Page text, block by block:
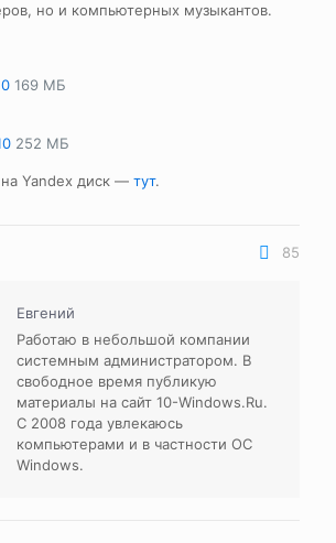
но и компьютерных музыкантов.
169 МБ
252 МБ
Yandex диск — тут.
85
Евгений
Работаю в небольшой компании
системным администратором. В
свободное время публикую
материалы на сайт 10-Windows.Ru.
С 2008 года увлекаюсь
компьютерами и в частности ОС
Windows.